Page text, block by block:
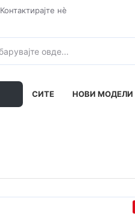
Контактирајте нè
СИТЕ НОВИ МОДЕЛИ